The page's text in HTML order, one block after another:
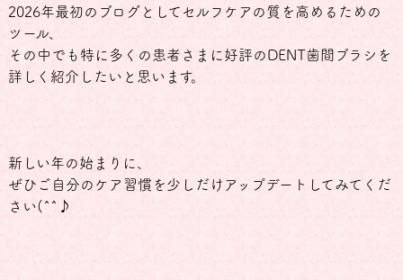
2026年最初のブログとしてセルフケアの質を高めるための
ツール、
その中でも特に多くの患者さまに好評のDENT歯間ブラシを
詳しく紹介したいと思います。
新しい年の始まりに、
ぜひご自分のケア習慣を少しだけアップデートしてみてくだ
さい(^^♪